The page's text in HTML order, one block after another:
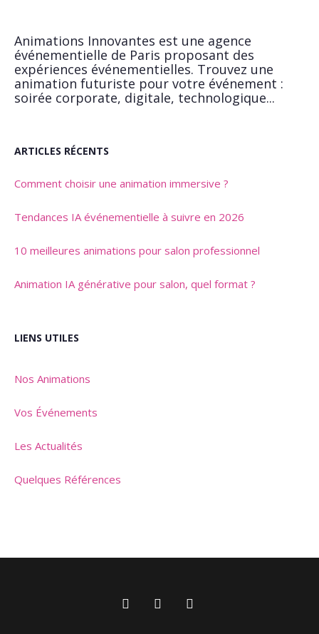
Animations Innovantes est une agence
événementielle de Paris proposant des
expériences événementielles. Trouvez une
animation futuriste pour votre événement :
soirée corporate, digitale, technologique...
ARTICLES RÉCENTS
Comment choisir une animation immersive ?
Tendances IA événementielle à suivre en 2026
10 meilleures animations pour salon professionnel
Animation IA générative pour salon, quel format ?
LIENS UTILES
Nos Animations
Vos Événements
Les Actualités
Quelques Références